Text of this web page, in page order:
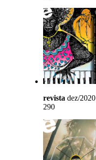
revista dez/2020
290